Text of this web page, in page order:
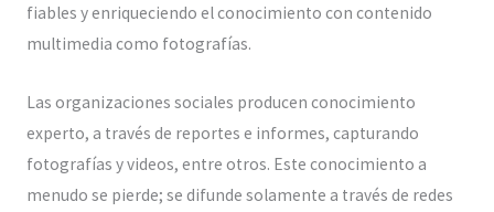
fiables y enriqueciendo el conocimiento con contenido
multimedia como fotografías.
Las organizaciones sociales producen conocimiento
experto, a través de reportes e informes, capturando
fotografías y videos, entre otros. Este conocimiento a
menudo se pierde; se difunde solamente a través de redes